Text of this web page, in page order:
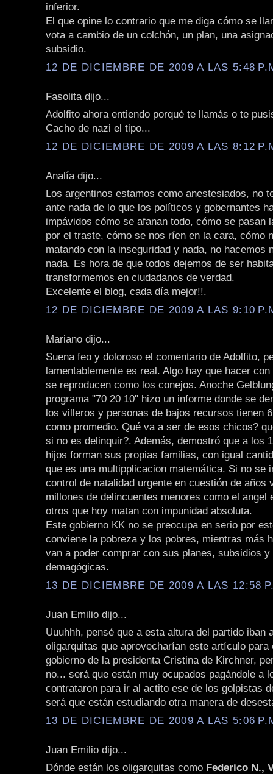
inferior.
El que opine lo contrario que me diga cómo se
vota a cambio de un colchón, un plan, una
subsidio.
12 DE DICIEMBRE DE 2009 A LAS 5:48
Fasolita dijo...
Adolfito ahora entiendo porqué te llamás o te
Cacho de nazi el tipo...
12 DE DICIEMBRE DE 2009 A LAS 8:12
Analía dijo...
Los argentinos estamos como anestesiados, no
ante nada de lo que los políticos y gobernantes
impávidos cómo se afanan todo, cómo se pasan
por el traste, cómo se nos ríen en la cara, cómo
matando con la inseguridad y nada, no hacemos
nada. Es hora de que todos dejemos de ser
transformemos en ciudadanos de verdad.
Excelente el blog, cada día mejor!!.
12 DE DICIEMBRE DE 2009 A LAS 9:10
Mariano dijo...
Suena feo y doloroso el comentario de Adolfito,
lamentablemente es real. Algo hay que hacer
se reproducen como los conejos. Anoche
programa "70 20 10" hizo un informe donde se
los villeros y personas de bajos recursos tienen
como promedio. Qué va a ser de esos chicos?
si no es delinquir?. Además, demostró que a los
hijos forman sus propias familias, con igual
que es una multipplicacion matemática. Si no se
control de natalidad urgente en cuestión de años
millones de delincuentes menores como el angel
otros que hoy matan con impunidad absoluta.
Este gobierno KK no se preocupa en serio por
conviene la pobreza y los pobres, mientras más
van a poder comprar con sus planes, subsidios y
demagógicas.
13 DE DICIEMBRE DE 2009 A LAS 12:58
Juan Emilio dijo...
Uuuhhh, pensé que a esta altura del partido iban
oligarquitas que aprovecharían este artículo para
gobierno de la presidenta Cristina de Kirchner,
no... será que están muy ocupados pagándole a
contrataron para ir al actito ese de los golpistas
será que están estudiando otra manera de
13 DE DICIEMBRE DE 2009 A LAS 5:06
Juan Emilio dijo...
Dónde están los oligarquitas como Federico N.,